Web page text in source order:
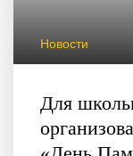
Новости
Для